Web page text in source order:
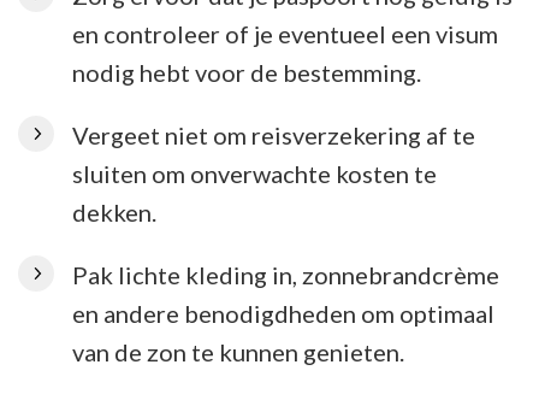
en controleer of je eventueel een visum
nodig hebt voor de bestemming.
Vergeet niet om reisverzekering af te
sluiten om onverwachte kosten te
dekken.
Pak lichte kleding in, zonnebrandcrème
en andere benodigdheden om optimaal
van de zon te kunnen genieten.